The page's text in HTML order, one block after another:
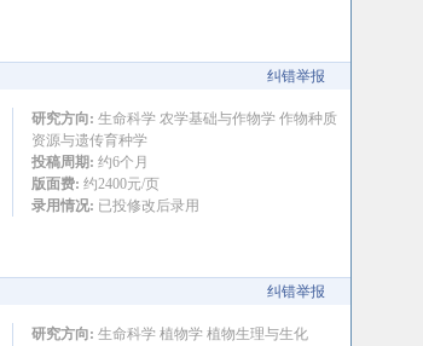
纠错举报
研究方向: 生命科学 农学基础与作物学 作物种质
资源与遗传育种学
投稿周期: 约6个月
版面费: 约2400元/页
录用情况: 已投修改后录用
纠错举报
研究方向: 生命科学 植物学 植物生理与生化